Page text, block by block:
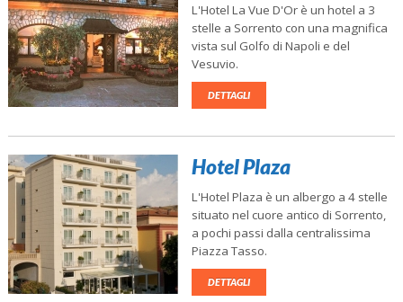
L'Hotel La Vue D'Or è un hotel a 3
stelle a Sorrento con una magnifica
vista sul Golfo di Napoli e del
Vesuvio.
DETTAGLI
Hotel Plaza
L'Hotel Plaza è un albergo a 4 stelle
situato nel cuore antico di Sorrento,
a pochi passi dalla centralissima
Piazza Tasso.
DETTAGLI